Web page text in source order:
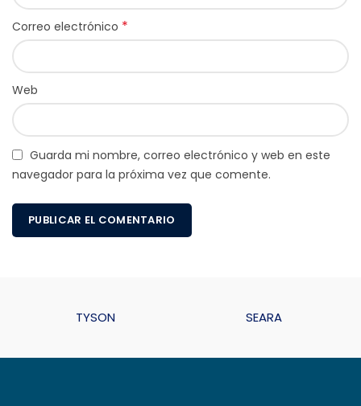
Correo electrónico *
Web
Guarda mi nombre, correo electrónico y web en este
navegador para la próxima vez que comente.
TYSON SEARA